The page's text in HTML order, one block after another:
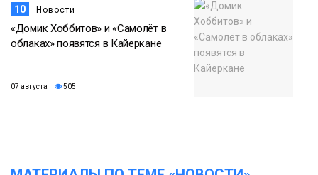
10 Новости
«Домик Хоббитов» и «Самолёт в
облаках» появятся в Кайеркане
07 августа 505